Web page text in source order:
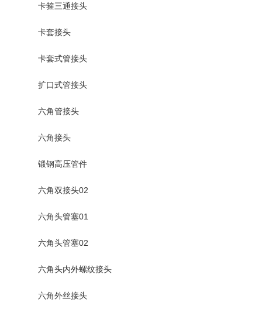
卡箍三通接头
卡套接头
卡套式管接头
扩口式管接头
六角管接头
六角接头
锻钢高压管件
六角双接头02
六角头管塞01
六角头管塞02
六角头内外螺纹接头
六角外丝接头